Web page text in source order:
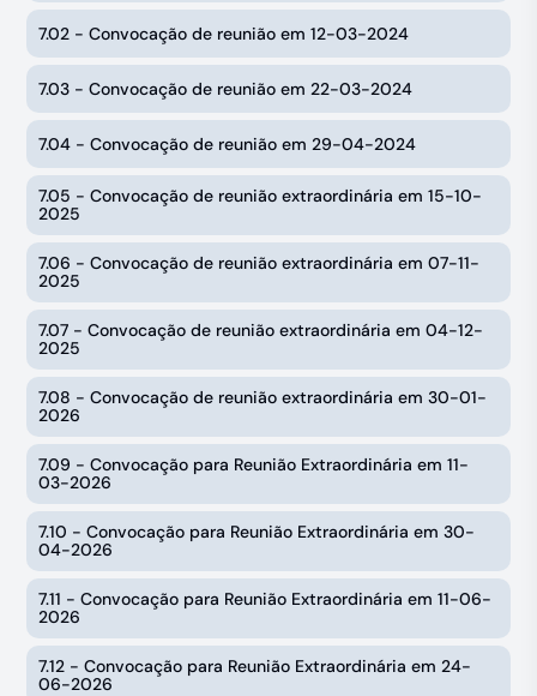
7.02 - Convocação de reunião em 12-03-2024
7.03 - Convocação de reunião em 22-03-2024
7.04 - Convocação de reunião em 29-04-2024
7.05 - Convocação de reunião extraordinária em 15-10-
2025
7.06 - Convocação de reunião extraordinária em 07-11-
2025
7.07 - Convocação de reunião extraordinária em 04-12-
2025
7.08 - Convocação de reunião extraordinária em 30-01-
2026
7.09 - Convocação para Reunião Extraordinária em 11-
03-2026
7.10 - Convocação para Reunião Extraordinária em 30-
04-2026
7.11 - Convocação para Reunião Extraordinária em 11-06-
2026
7.12 - Convocação para Reunião Extraordinária em 24-
06-2026